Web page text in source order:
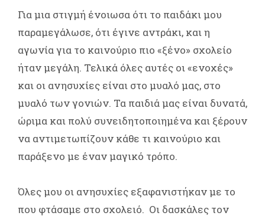
Για μια στιγμή ένοιωσα ότι το παιδάκι μου
παραμεγάλωσε, ότι έγινε αντράκι, και η
αγωνία για το καινούριο πιο «ξένο» σχολείο
ήταν μεγάλη. Τελικά όλες αυτές οι «ενοχές»
και οι ανησυχίες είναι στο μυαλό μας, στο
μυαλό των γονιών. Τα παιδιά μας είναι δυνατά,
ώριμα και πολύ συνειδητοποιημένα και ξέρουν
να αντιμετωπίζουν κάθε τι καινούριο και
παράξενο με έναν μαγικό τρόπο.
Όλες μου οι ανησυχίες εξαφανιστήκαν με το
που φτάσαμε στο σχολειό. Οι δασκάλες τον